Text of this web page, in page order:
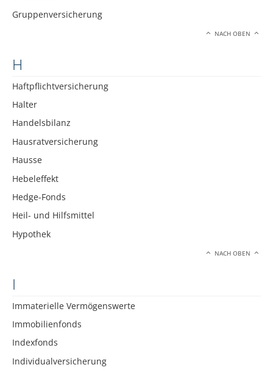
Gruppenversicherung
NACH OBEN
H
Haftpflichtversicherung
Halter
Handelsbilanz
Hausratversicherung
Hausse
Hebeleffekt
Hedge-Fonds
Heil- und Hilfsmittel
Hypothek
NACH OBEN
I
Immaterielle Vermögenswerte
Immobilienfonds
Indexfonds
Individualversicherung